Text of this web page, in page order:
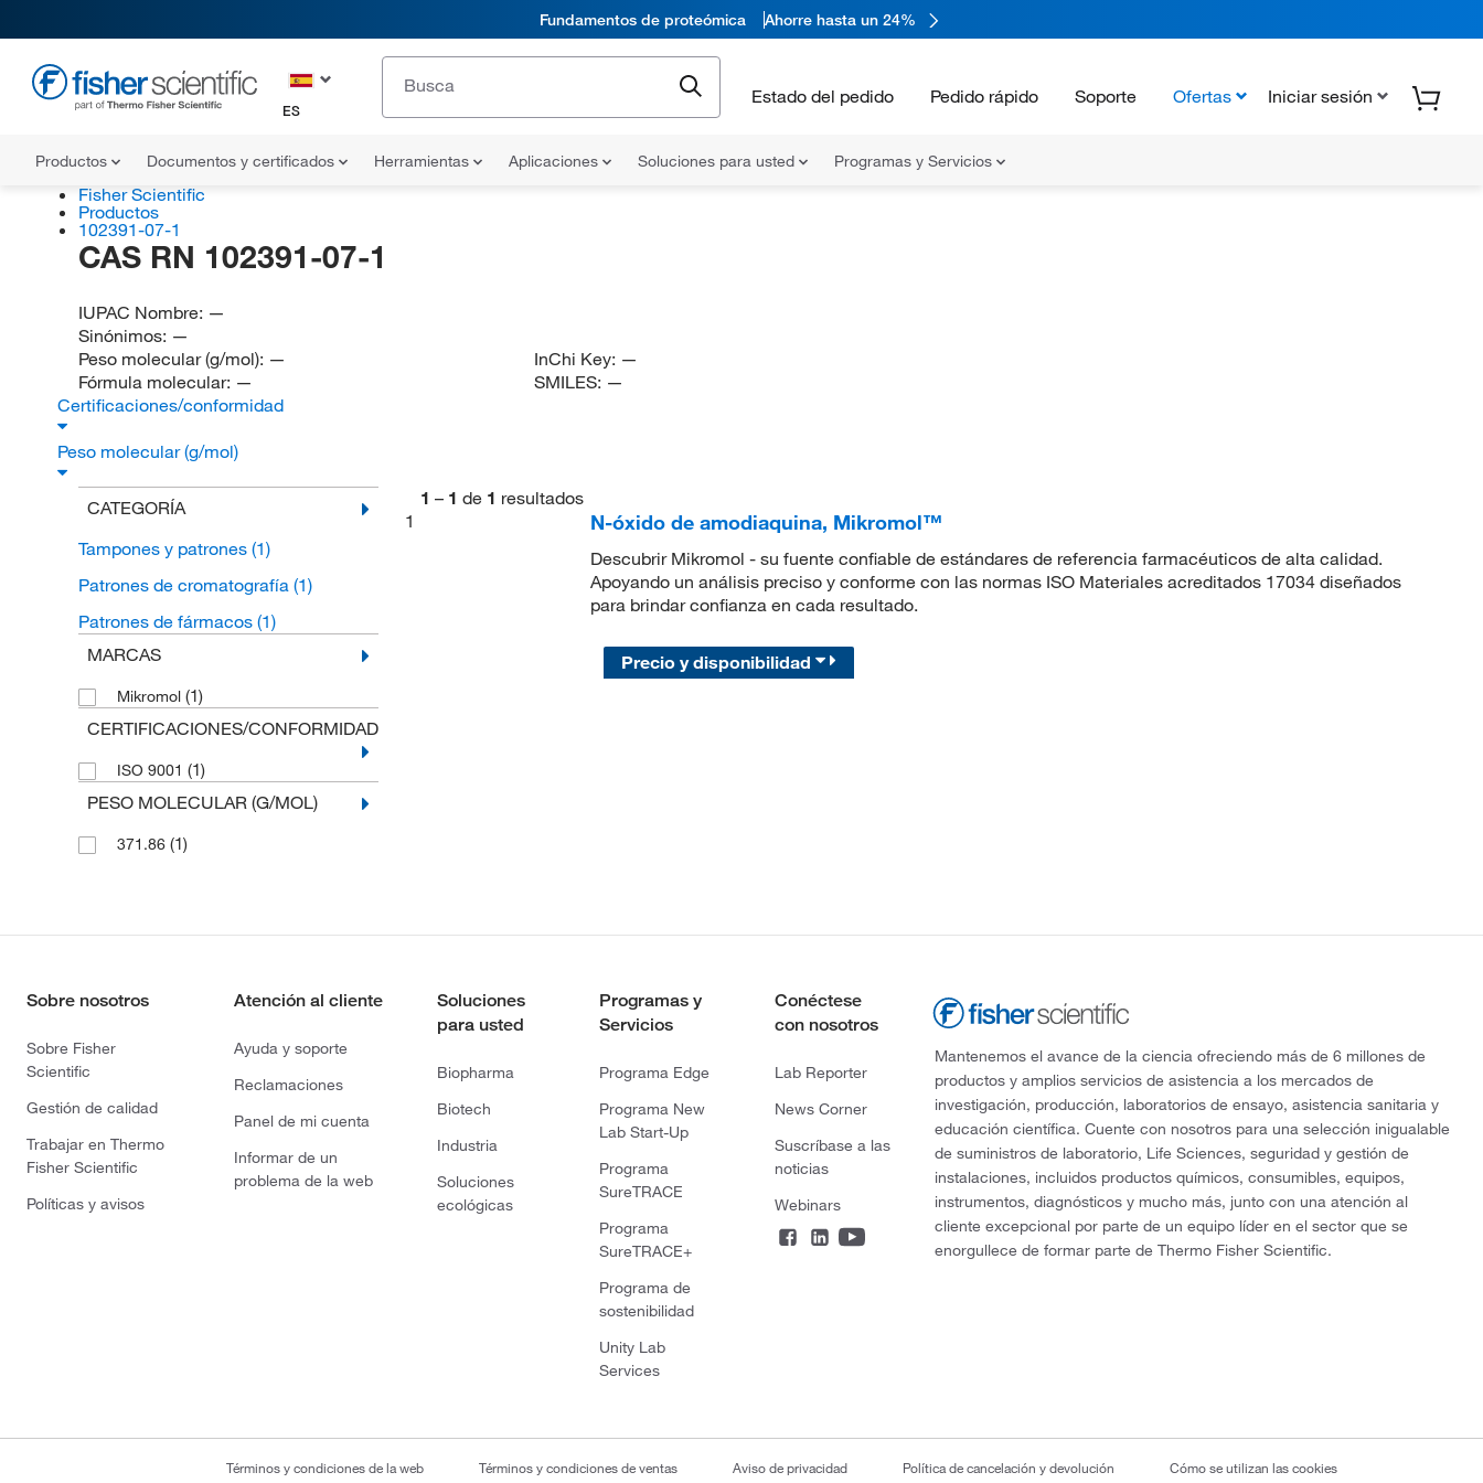
Fundamentos de proteómica Ahorre hasta un 24%
ES
Estado del pedido Pedido rápido Soporte Ofertas Iniciar sesión
Productos Documentos y certificados Herramientas Aplicaciones Soluciones para usted Programas y Servicios
Fisher Scientific
Productos
102391-07-1
CAS RN 102391-07-1
IUPAC Nombre: —
Sinónimos: —
Peso molecular (g/mol): —
Fórmula molecular: —
InChi Key: —
SMILES: —
Certificaciones/conformidad
Peso molecular (g/mol)
CATEGORÍA
Tampones y patrones (1)
Patrones de cromatografía (1)
Patrones de fármacos (1)
MARCAS
Mikromol (1)
CERTIFICACIONES/CONFORMIDAD
ISO 9001 (1)
PESO MOLECULAR (G/MOL)
371.86 (1)
1 – 1 de 1 resultados
1
N-óxido de amodiaquina, Mikromol™
Descubrir Mikromol - su fuente confiable de estándares de referencia farmacéuticos de alta calidad.
Apoyando un análisis preciso y conforme con las normas ISO Materiales acreditados 17034 diseñados
para brindar confianza en cada resultado.
Precio y disponibilidad
Sobre nosotros
Sobre Fisher
Scientific
Gestión de calidad
Trabajar en Thermo
Fisher Scientific
Políticas y avisos
Atención al cliente
Ayuda y soporte
Reclamaciones
Panel de mi cuenta
Informar de un
problema de la web
Soluciones
para usted
Biopharma
Biotech
Industria
Soluciones
ecológicas
Programas y
Servicios
Programa Edge
Programa New
Lab Start-Up
Programa
SureTRACE
Programa
SureTRACE+
Programa de
sostenibilidad
Unity Lab
Services
Conéctese
con nosotros
Lab Reporter
News Corner
Suscríbase a las
noticias
Webinars
Mantenemos el avance de la ciencia ofreciendo más de 6 millones de
productos y amplios servicios de asistencia a los mercados de
investigación, producción, laboratorios de ensayo, asistencia sanitaria y
educación científica. Cuente con nosotros para una selección inigualable
de suministros de laboratorio, Life Sciences, seguridad y gestión de
instalaciones, incluidos productos químicos, consumibles, equipos,
instrumentos, diagnósticos y mucho más, junto con una atención al
cliente excepcional por parte de un equipo líder en el sector que se
enorgullece de formar parte de Thermo Fisher Scientific.
Términos y condiciones de la web Términos y condiciones de ventas Aviso de privacidad Política de cancelación y devolución Cómo se utilizan las cookies